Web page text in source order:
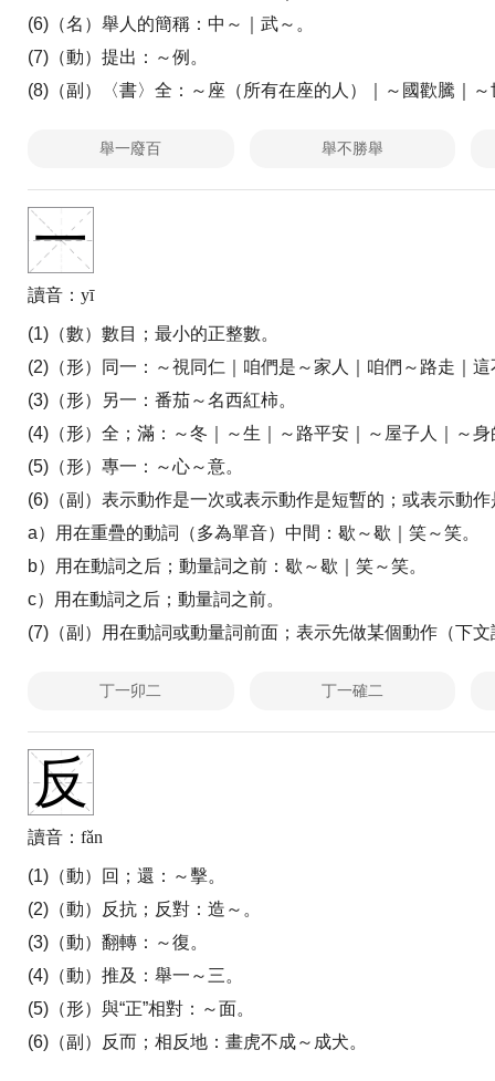
(6)（名）舉人的簡稱： 中～｜武～。
(7)（動）提出： ～例。
(8)（副）〈書〉全： ～座（所有在座的人）｜～國歡騰｜
舉一廢百 舉不勝舉
一
讀音：yī
(1)（數）數目； 最小的正整數。
(2)（形）同一： ～視同仁｜咱們是～家人｜咱們～路走｜
(3)（形）另一： 番茄～名西紅柿。
(4)（形）全；滿： ～冬｜～生｜～路平安｜～屋子人｜～
(5)（形）專一： ～心～意。
(6)（副）表示動作是一次或表示動作是短暫的；或表示動
a）用在重疊的動詞（多為單音）中間： 歇～歇｜笑～笑。
b）用在動詞之后；動量詞之前： 歇～歇｜笑～笑。
c）用在動詞之后；動量詞之前。
(7)（副）用在動詞或動量詞前面；表示先做某個動作（下
(9)（助）〈書〉用在某些詞前加強語氣：
～何速也｜為害
(10)（名）初次，第一次。
丁一卯二 丁一確二
反
讀音：fǎn
(1)（動）回；還： ～擊。
(2)（動）反抗；反對： 造～。
(3)（動）翻轉： ～復。
(4)（動）推及： 舉一～三。
(5)（形）與“正”相對： ～面。
(6)（副）反而；相反地： 畫虎不成～成犬。